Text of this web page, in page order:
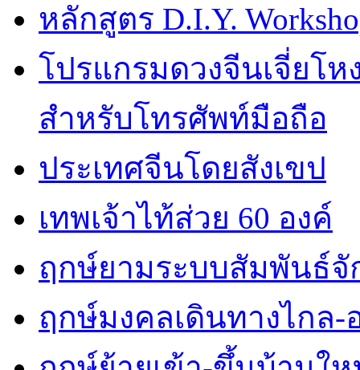
หลักสูตร D.I.Y.
โปรแกรมดวงจีนเจี่ยโห
สำหรับโทรศัพท์มือถือ
ประเทศจีนโดยสังเขป
เทพเจ้าไท้ส่วย 60 องค์
ฤกษ์ยามระบบสัมพันธ์จั
ฤกษ์มงคลเดินทางไกล-